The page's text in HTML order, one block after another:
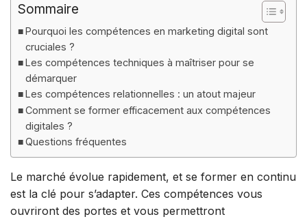
Sommaire
Pourquoi les compétences en marketing digital sont
cruciales ?
Les compétences techniques à maîtriser pour se
démarquer
Les compétences relationnelles : un atout majeur
Comment se former efficacement aux compétences
digitales ?
Questions fréquentes
Le marché évolue rapidement, et se former en continu
est la clé pour s’adapter. Ces compétences vous
ouvriront des portes et vous permettront